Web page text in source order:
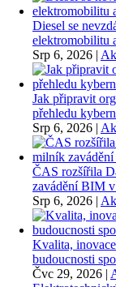
Diesel se
elektromobilitu
Srp 6, 2026 |
Jak připravit
přehledu
Srp 6, 2026 |
ČAS rozšířila
zavádění BIM
Srp 6, 2026 |
Kvalita,
budoucnosti
Čvc 29, 2026 |